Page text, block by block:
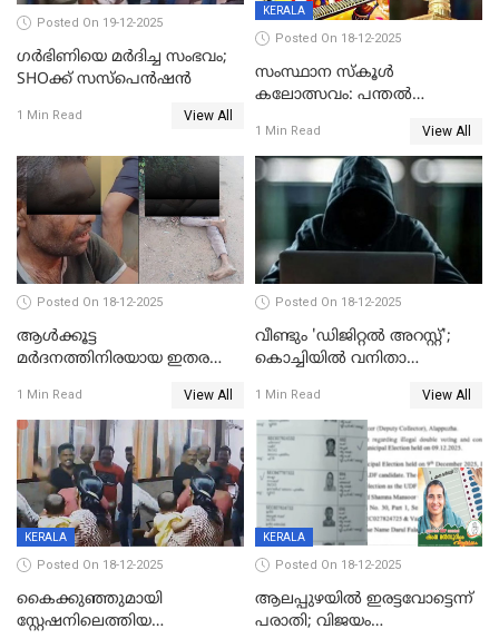
Posted On 19-12-2025
ഗര്‍ഭിണിയെ മർദിച്ച സംഭവം;
SHOക്ക് സസ്പെൻഷൻ
1 Min Read View All
KERALA
Posted On 18-12-2025
സംസ്ഥാന സ്കൂൾ
കലോത്സവം: പന്തൽ
1 Min Read View All
Posted On 18-12-2025
ആൾക്കൂട്ട
മർദനത്തിനിരയായ ഇതര
നടുക്കുന്ന സംഭവം
വാളയാറിൽ
1 Min Read View All
Posted On 18-12-2025
വീണ്ടും 'ഡിജിറ്റല്‍ അറസ്റ്റ്';
കൊച്ചിയില്‍ വനിതാ
കോടി രൂപ
1 Min Read View All
KERALA
Posted On 18-12-2025
കൈക്കുഞ്ഞുമായി
സ്റ്റേഷനിലെത്തിയ
KERALA
Posted On 18-12-2025
ആലപ്പുഴയിൽ ഇരട്ടവോട്ടെന്ന്
പരാതി; വിജയം